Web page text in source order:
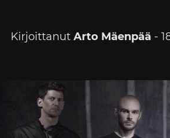
Kirjoittanut Arto Mäenpää -